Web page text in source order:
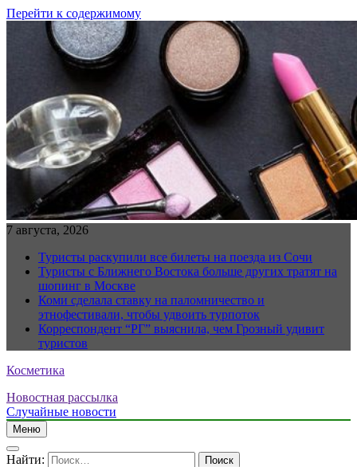
Перейти к содержимому
7 августа, 2026
Туристы раскупили все билеты на поезда из Сочи
Туристы с Ближнего Востока больше других тратят на
шопинг в Москве
Коми сделала ставку на паломничество и
этнофестивали, чтобы удвоить турпоток
Корреспондент “РГ” выяснила, чем Грозный удивит
туристов
Косметика
Новостная рассылка
Случайные новости
Меню
Найти: